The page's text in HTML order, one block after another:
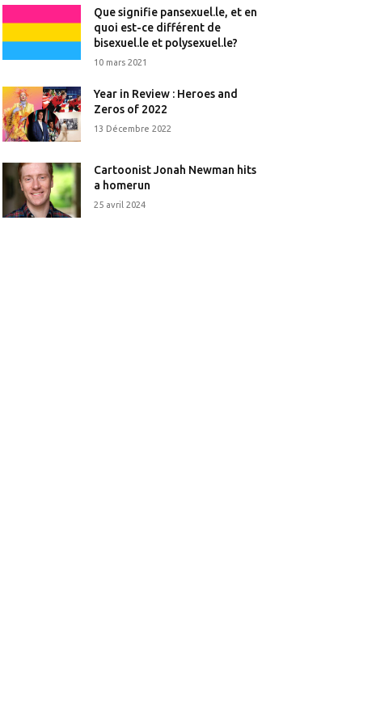
Que signifie pansexuel.le, et en
quoi est-ce différent de
bisexuel.le et polysexuel.le?
10 mars 2021
Year in Review : Heroes and
Zeros of 2022
13 Décembre 2022
Cartoonist Jonah Newman hits
a homerun
25 avril 2024